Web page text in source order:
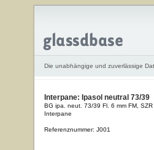
Die unabhängige und zuverlässige
Interpane: Ipasol neutral 73/39
BG ipa. neut. 73/39 Fl. 6 mm FM, SZR
Interpane
Referenznummer: J001